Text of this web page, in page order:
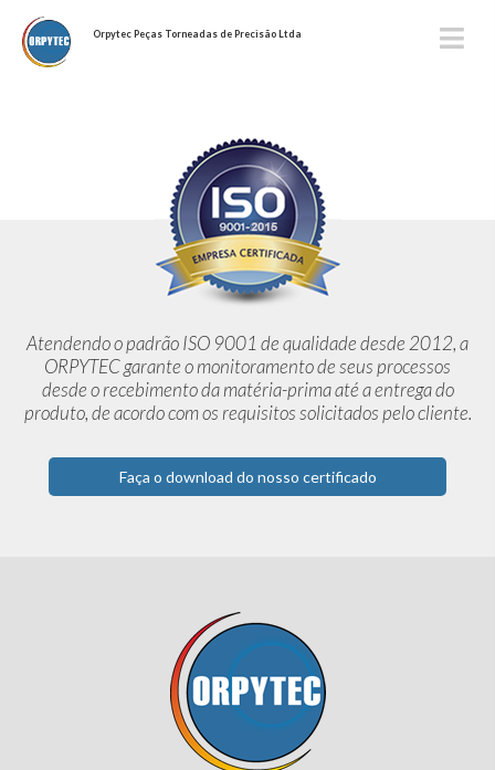
Orpytec Peças Torneadas de Precisão Ltda
Atendendo o padrão ISO 9001 de qualidade desde 2012,a
ORPYTEC garante o monitoramento de seus processos
desde orecebimento da matéria-prima até a entrega do
produto, de acordocom os requisitos solicitados pelo cliente.
Faça o download do nosso certificado